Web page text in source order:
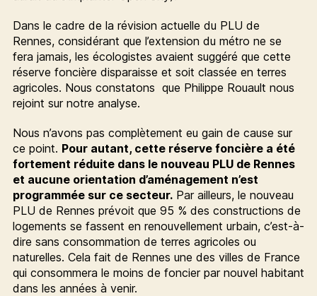
Dans le cadre de la révision actuelle du PLU de
Rennes, considérant que l’extension du métro ne se
fera jamais, les écologistes avaient suggéré que cette
réserve foncière disparaisse et soit classée en terres
agricoles. Nous constatons que Philippe Rouault nous
rejoint sur notre analyse.
Nous n’avons pas complètement eu gain de cause sur
ce point. Pour autant, cette réserve foncière a été
fortement réduite dans le nouveau PLU de Rennes
et aucune orientation d’aménagement n’est
programmée sur ce secteur.Par ailleurs, le nouveau
PLU de Rennes prévoit que 95 % des constructions de
logements se fassent en renouvellement urbain, c’est-à-
dire sans consommation de terres agricoles ou
naturelles. Cela fait de Rennes une des villes de France
qui consommera le moins de foncier par nouvel habitant
dans les années à venir.